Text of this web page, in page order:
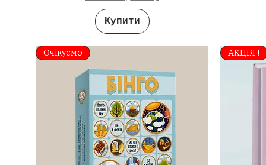
Купити
Очікуємо АКЦІЯ !